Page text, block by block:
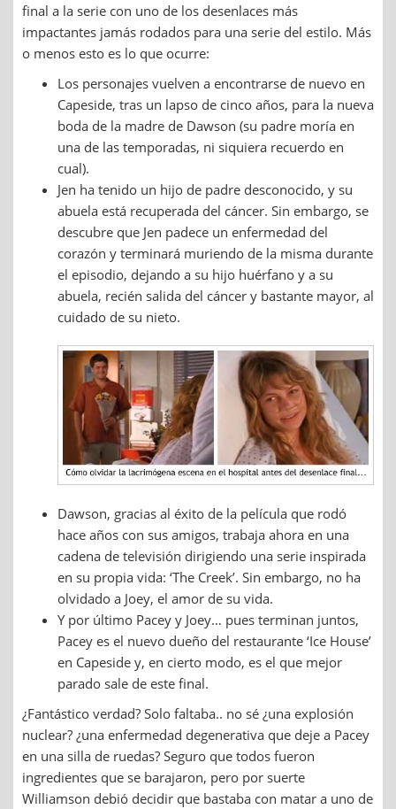
final a la serie con uno de los desenlaces más
impactantes jamás rodados para una serie del estilo. Más
o menos esto es lo que ocurre:
Los personajes vuelven a encontrarse de nuevo en
Capeside, tras un lapso de cinco años, para la nueva
boda de la madre de Dawson (su padre moría en
una de las temporadas, ni siquiera recuerdo en
cual).
Jen ha tenido un hijo de padre desconocido, y su
abuela está recuperada del cáncer. Sin embargo, se
descubre que Jen padece un enfermedad del
corazón y terminará muriendo de la misma durante
el episodio, dejando a su hijo huérfano y a su
abuela, recién salida del cáncer y bastante mayor, al
cuidado de su nieto.
Dawson, gracias al éxito de la película que rodó
hace años con sus amigos, trabaja ahora en una
cadena de televisión dirigiendo una serie inspirada
en su propia vida: ‘The Creek’. Sin embargo, no ha
olvidado a Joey, el amor de su vida.
Y por último Pacey y Joey… pues terminan juntos,
Pacey es el nuevo dueño del restaurante ‘Ice House’
en Capeside y, en cierto modo, es el que mejor
parado sale de este final.
¿Fantástico verdad? Solo faltaba.. no sé ¿una explosión
nuclear? ¿una enfermedad degenerativa que deje a Pacey
en una silla de ruedas? Seguro que todos fueron
ingredientes que se barajaron, pero por suerte
Williamson debió decidir que bastaba con matar a uno de